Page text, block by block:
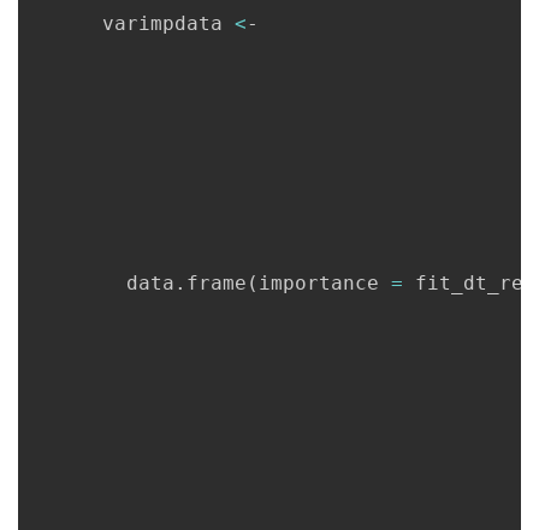
      varimpdata
<-
        data.frame
( importance =